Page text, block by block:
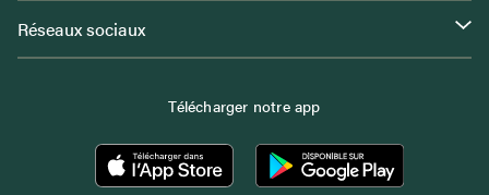
Réseaux sociaux
Télécharger notre app